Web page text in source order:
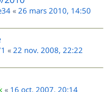
« 26 mars 2010, 14:50
« 22 nov. 2008, 22:22
« 16 oct. 2007, 20:14